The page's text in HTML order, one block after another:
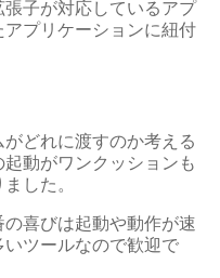
子が対応しているアプ
プリケーションに紐付
どれに渡すのか考える
動がワンクッションも
した。
喜びは起動や動作が速
ツールなので歓迎で